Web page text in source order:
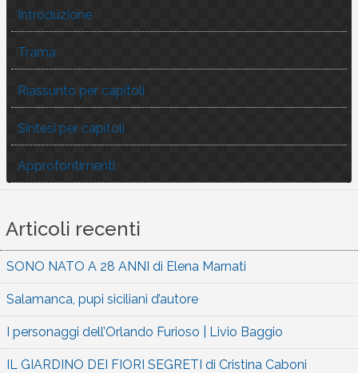
Introduzione
Trama
Riassunto per capitoli
Sintesi per capitoli
Approfontimenti
Articoli recenti
SONO NATO A 28 ANNI di Elena Marnati
Salamanca, pupi siciliani d’autore
I personaggi dell’Orlando Furioso | Livio Baggio
IL GIARDINO DEI FIORI SEGRETI di Cristina Caboni